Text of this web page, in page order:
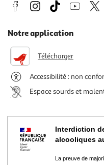
Notre application
Télécharger
Accessibilité : non
Espace sourds et
Interdiction
alcooliques
La preuve de